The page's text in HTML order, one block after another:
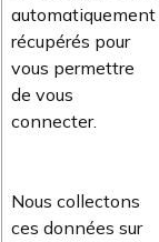
automatiquement
récupérés pour
vous permettre
de vous
connecter.
Nous collectons
ces données sur